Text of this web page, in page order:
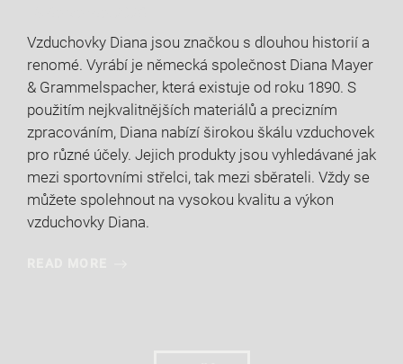
Vzduchovky Diana jsou značkou s dlouhou historií a
renomé. Vyrábí je německá společnost Diana Mayer
& Grammelspacher, která existuje od roku 1890. S
použitím nejkvalitnějších materiálů a precizním
zpracováním, Diana nabízí širokou škálu vzduchovek
pro různé účely. Jejich produkty jsou vyhledávané jak
mezi sportovními střelci, tak mezi sběrateli. Vždy se
můžete spolehnout na vysokou kvalitu a výkon
vzduchovky Diana.